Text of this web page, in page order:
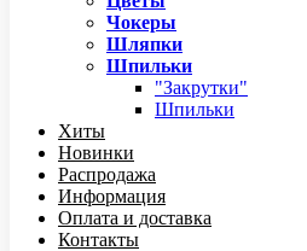
Чокеры
Шляпки
Шпильки
"Закрутки"
Шпильки
Хиты
Новинки
Распродажа
Информация
Оплата и доставка
Контакты